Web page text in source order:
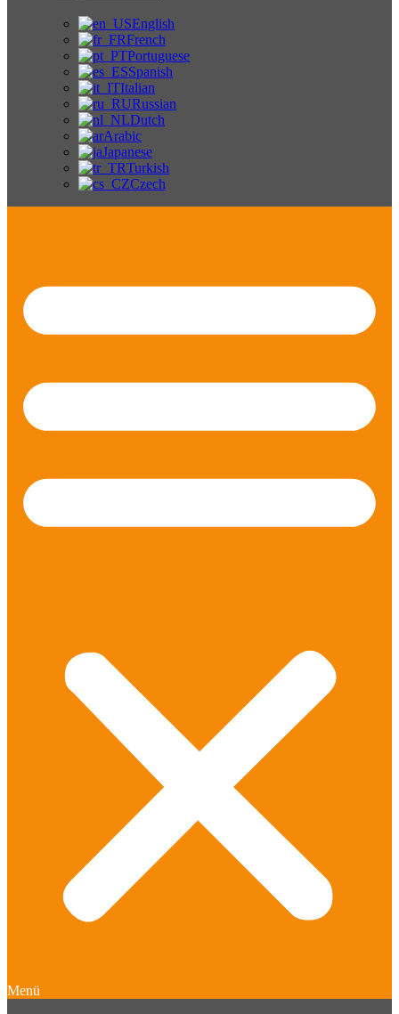
English
French
Portuguese
Spanish
Italian
Russian
Dutch
Arabic
Japanese
Turkish
Czech
Menü